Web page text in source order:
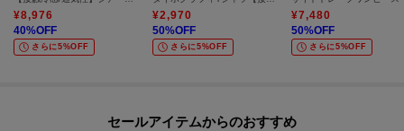
¥8,976
40%OFF
さらに5%OFF
¥2,970
50%OFF
さらに5%OFF
¥7,480
50%OFF
さらに5%OFF
セールアイテムからのおすすめ